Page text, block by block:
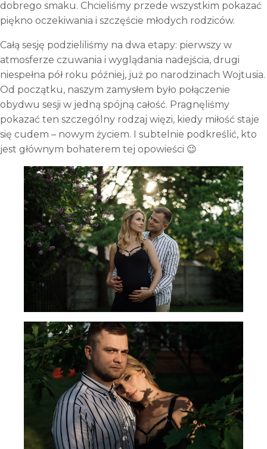
dobrego smaku. Chcieliśmy przede wszystkim pokazać
piękno oczekiwania i szczęście młodych rodziców.
Całą sesję podzieliliśmy na dwa etapy: pierwszy w
atmosferze czuwania i wyglądania nadejścia, drugi
niespełna pół roku później, już po narodzinach Wojtusia.
Od początku, naszym zamysłem było połączenie
obydwu sesji w jedną spójną całość. Pragnęliśmy
pokazać ten szczególny rodzaj więzi, kiedy miłość staje
się cudem – nowym życiem. I subtelnie podkreślić, kto
jest głównym bohaterem tej opowieści 😉